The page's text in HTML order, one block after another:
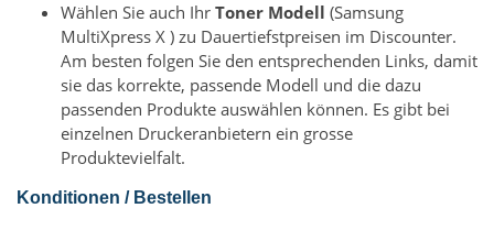
Wählen Sie auch Ihr Toner Modell (Samsung
MultiXpress X ) zu Dauertiefstpreisen im Discounter.
Am besten folgen Sie den entsprechenden Links, damit
sie das korrekte, passende Modell und die dazu
passenden Produkte auswählen können. Es gibt bei
einzelnen Druckeranbietern ein grosse
Produktevielfalt.
Konditionen / Bestellen